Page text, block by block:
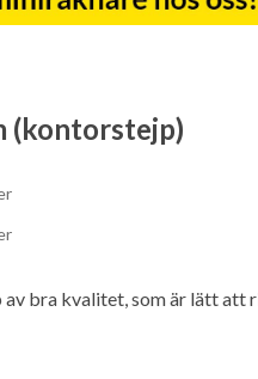
(kontorstejp)
bra kvalitet, som är lätt att